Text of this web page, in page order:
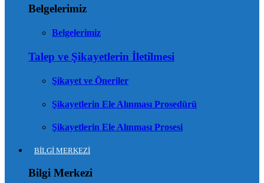
Belgelerimiz
Belgelerimiz
Talep ve Şikayetlerin İletilmesi
Şikayet ve Öneriler
Şikayetlerin Ele Alınması Prosedürü
Şikayetlerin Ele Alınması Prosesi
BİLGİ MERKEZİ
Bilgi Merkezi